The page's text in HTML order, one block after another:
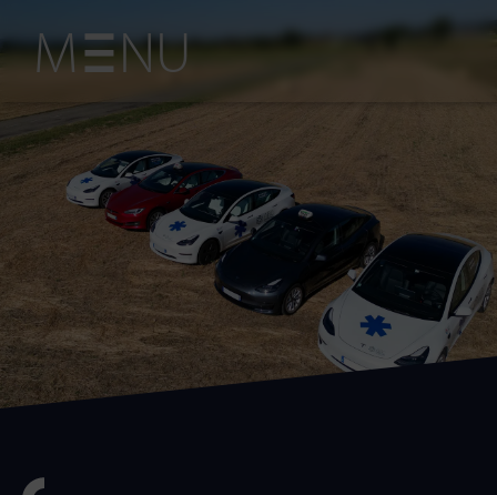
M NU